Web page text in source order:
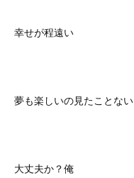
幸せが程遠い
夢も楽しいの見たことない
大丈夫か？俺